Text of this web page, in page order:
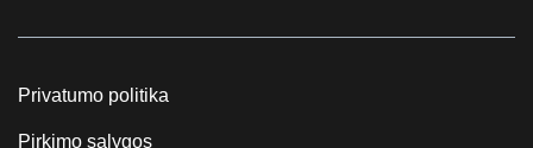
Privatumo politika
Pirkimo sąlygos